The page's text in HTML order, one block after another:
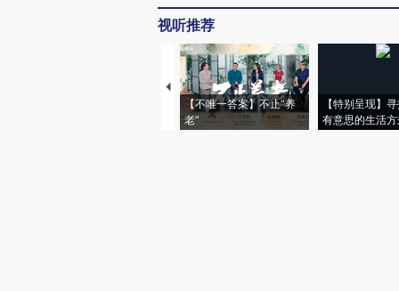
视听推荐
【不唯一答案】不止“养
老”
【特别呈现】
有意思的生活方